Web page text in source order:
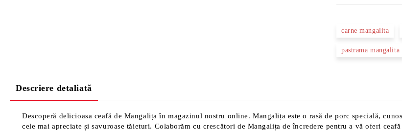
carne mangalita
pastrama mangalita
Descriere detaliată
Descoperă delicioasa ceafă de Mangalița în magazinul nostru online. Mangalița este o rasă de porc specială,
cele mai apreciate și savuroase tăieturi. Colaborăm cu crescători de Mangalița de încredere pentru a vă oferi